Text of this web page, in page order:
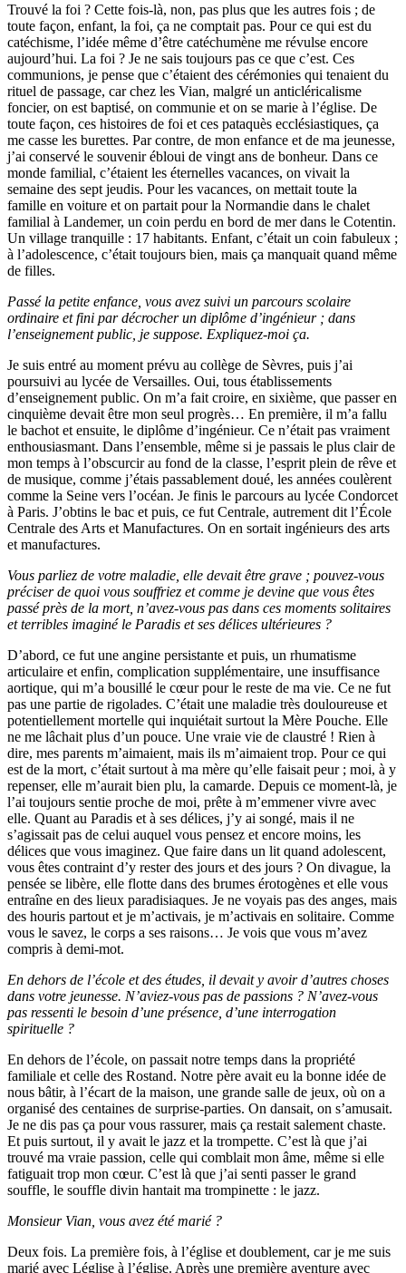
Trouvé la foi ? Cette fois-là, non, pas plus que les autres fois ; de
toute façon, enfant, la foi, ça ne comptait pas. Pour ce qui est du
catéchisme, l’idée même d’être catéchumène me révulse encore
aujourd’hui. La foi ? Je ne sais toujours pas ce que c’est. Ces
communions, je pense que c’étaient des cérémonies qui tenaient du
rituel de passage, car chez les Vian, malgré un anticléricalisme
foncier, on est baptisé, on communie et on se marie à l’église. De
toute façon, ces histoires de foi et ces pataquès ecclésiastiques, ça
me casse les burettes. Par contre, de mon enfance et de ma jeunesse,
j’ai conservé le souvenir ébloui de vingt ans de bonheur. Dans ce
monde familial, c’étaient les éternelles vacances, on vivait la
semaine des sept jeudis. Pour les vacances, on mettait toute la
famille en voiture et on partait pour la Normandie dans le chalet
familial à Landemer, un coin perdu en bord de mer dans le Cotentin.
Un village tranquille : 17 habitants. Enfant, c’était un coin fabuleux ;
à l’adolescence, c’était toujours bien, mais ça manquait quand même
de filles.
Passé la petite enfance, vous avez suivi un parcours scolaire
ordinaire et fini par décrocher un diplôme d’ingénieur ; dans
l’enseignement public, je suppose. Expliquez-moi ça.
Je suis entré au moment prévu au collège de Sèvres, puis j’ai
poursuivi au lycée de Versailles. Oui, tous établissements
d’enseignement public. On m’a fait croire, en sixième, que passer en
cinquième devait être mon seul progrès… En première, il m’a fallu
le bachot et ensuite, le diplôme d’ingénieur. Ce n’était pas vraiment
enthousiasmant. Dans l’ensemble, même si je passais le plus clair de
mon temps à l’obscurcir au fond de la classe, l’esprit plein de rêve et
de musique, comme j’étais passablement doué, les années coulèrent
comme la Seine vers l’océan. Je finis le parcours au lycée Condorcet
à Paris. J’obtins le bac et puis, ce fut Centrale, autrement dit l’École
Centrale des Arts et Manufactures. On en sortait ingénieurs des arts
et manufactures.
Vous parliez de votre maladie, elle devait être grave ; pouvez-vous
préciser de quoi vous souffriez et comme je devine que vous êtes
passé près de la mort, n’avez-vous pas dans ces moments solitaires
et terribles imaginé le Paradis et ses délices ultérieures ?
D’abord, ce fut une angine persistante et puis, un rhumatisme
articulaire et enfin, complication supplémentaire, une insuffisance
aortique, qui m’a bousillé le cœur pour le reste de ma vie. Ce ne fut
pas une partie de rigolades. C’était une maladie très douloureuse et
potentiellement mortelle qui inquiétait surtout la Mère Pouche. Elle
ne me lâchait plus d’un pouce. Une vraie vie de claustré ! Rien à
dire, mes parents m’aimaient, mais ils m’aimaient trop. Pour ce qui
est de la mort, c’était surtout à ma mère qu’elle faisait peur ; moi, à y
repenser, elle m’aurait bien plu, la camarde. Depuis ce moment-là, je
l’ai toujours sentie proche de moi, prête à m’emmener vivre avec
elle. Quant au Paradis et à ses délices, j’y ai songé, mais il ne
s’agissait pas de celui auquel vous pensez et encore moins, les
délices que vous imaginez. Que faire dans un lit quand adolescent,
vous êtes contraint d’y rester des jours et des jours ? On divague, la
pensée se libère, elle flotte dans des brumes érotogènes et elle vous
entraîne en des lieux paradisiaques. Je ne voyais pas des anges, mais
des houris partout et je m’activais, je m’activais en solitaire. Comme
vous le savez, le corps a ses raisons… Je vois que vous m’avez
compris à demi-mot.
En dehors de l’école et des études, il devait y avoir d’autres choses
dans votre jeunesse. N’aviez-vous pas de passions ? N’avez-vous
pas ressenti le besoin d’une présence, d’une interrogation
spirituelle ?
En dehors de l’école, on passait notre temps dans la propriété
familiale et celle des Rostand. Notre père avait eu la bonne idée de
nous bâtir, à l’écart de la maison, une grande salle de jeux, où on a
organisé des centaines de surprise-parties. On dansait, on s’amusait.
Je ne dis pas ça pour vous rassurer, mais ça restait salement chaste.
Et puis surtout, il y avait le jazz et la trompette. C’est là que j’ai
trouvé ma vraie passion, celle qui comblait mon âme, même si elle
fatiguait trop mon cœur. C’est là que j’ai senti passer le grand
souffle, le souffle divin hantait ma trompinette : le jazz.
Monsieur Vian, vous avez été marié ?
Deux fois. La première fois, à l’église et doublement, car je me suis
marié avec Léglise à l’église. Après une première aventure avec